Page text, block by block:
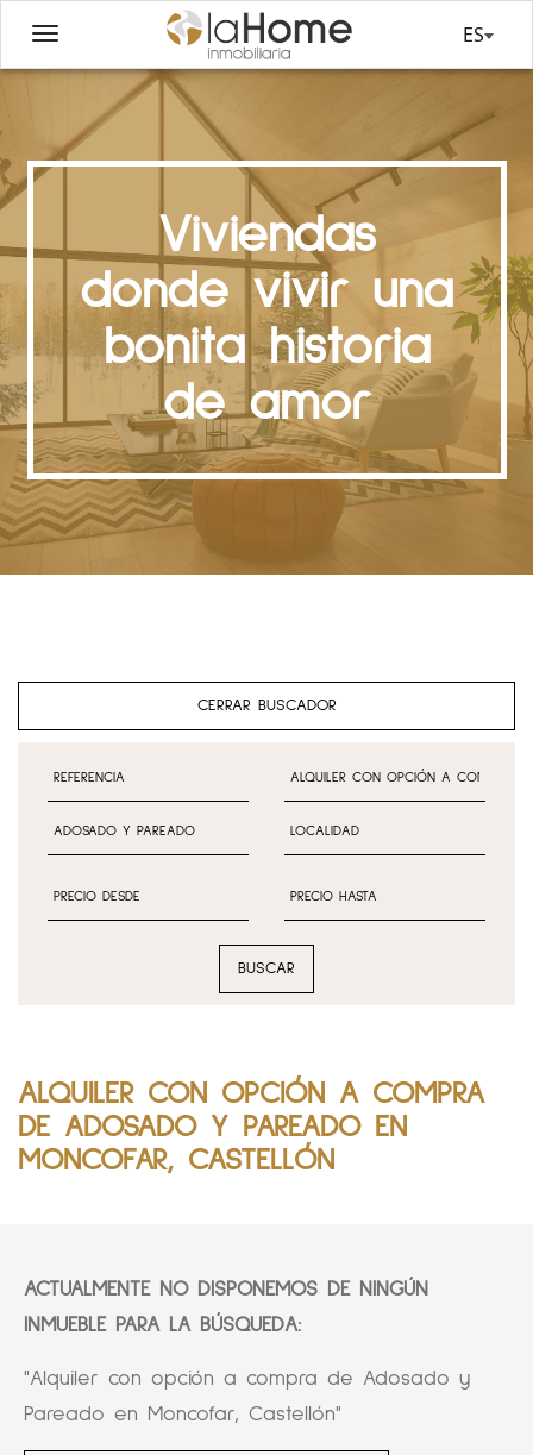
ES
Viviendas
donde vivir una
bonita historia
de amor
CERRAR BUSCADOR
BUSCAR
ALQUILER CON OPCIÓN A COMPRA
DE ADOSADO Y PAREADO EN
MONCOFAR, CASTELLÓN
ACTUALMENTE NO DISPONEMOS DE NINGÚN
INMUEBLE PARA LA BÚSQUEDA:
"Alquiler con opción a compra de Adosado y
Pareado en Moncofar, Castellón"